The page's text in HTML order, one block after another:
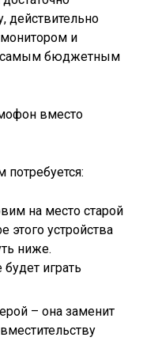
действительно
и
самым бюджетным
на место старой
устройства
ниже.
играть
– она заменит